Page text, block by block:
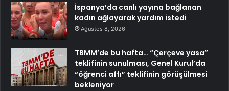
İspanya’da canlı yayına bağlanan
kadın ağlayarak yardım istedi
Ağustos 8, 2026
TBMM’de bu hafta… “Çerçeve yasa”
teklifinin sunulması, Genel Kurul’da
“öğrenci affı” teklifinin görüşülmesi
bekleniyor